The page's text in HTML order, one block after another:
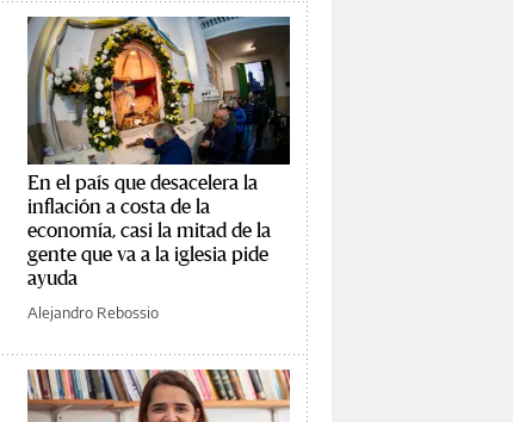
En el país que desacelera la
inflación a costa de la
economía, casi la mitad de la
gente que va a la iglesia pide
ayuda
Alejandro Rebossio